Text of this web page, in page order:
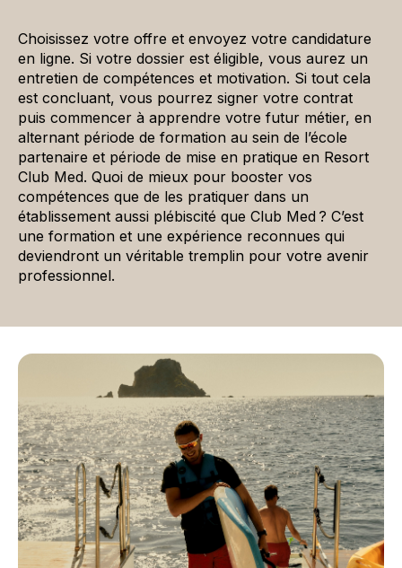
Choisissez votre offre et envoyez votre candidature
en ligne. Si votre dossier est éligible, vous aurez un
entretien de compétences et motivation. Si tout cela
est concluant, vous pourrez signer votre contrat
puis commencer à apprendre votre futur métier, en
alternant période de formation au sein de l’école
partenaire et période de mise en pratique en Resort
Club Med. Quoi de mieux pour booster vos
compétences que de les pratiquer dans un
établissement aussi plébiscité que Club Med ? C’est
une formation et une expérience reconnues qui
deviendront un véritable tremplin pour votre avenir
professionnel.